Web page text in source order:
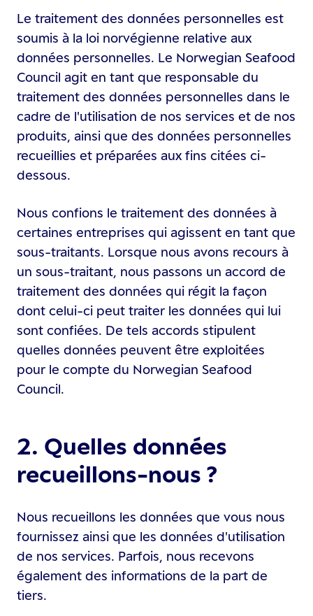
Le traitement des données personnelles est
soumis à la loi norvégienne relative aux
données personnelles. Le Norwegian Seafood
Council agit en tant que responsable du
traitement des données personnelles dans le
cadre de l'utilisation de nos services et de nos
produits, ainsi que des données personnelles
recueillies et préparées aux fins citées ci-
dessous.
Nous confions le traitement des données à
certaines entreprises qui agissent en tant que
sous-traitants. Lorsque nous avons recours à
un sous-traitant, nous passons un accord de
traitement des données qui régit la façon
dont celui-ci peut traiter les données qui lui
sont confiées. De tels accords stipulent
quelles données peuvent être exploitées
pour le compte du Norwegian Seafood
Council.
2. Quelles données
recueillons-nous ?
Nous recueillons les données que vous nous
fournissez ainsi que les données d'utilisation
de nos services. Parfois, nous recevons
également des informations de la part de
tiers.